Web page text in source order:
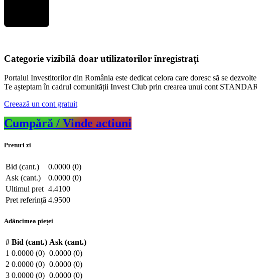
Categorie vizibilă doar utilizatorilor înregistrați
Portalul Investitorilor din România este dedicat celora care doresc să se
Te așteptam în cadrul comunității Invest Club prin crearea unui cont
Creează un cont gratuit
Cumpără / Vinde actiuni
Preturi zi
Bid (cant.)
0.0000 (0)
Ask (cant.)
0.0000 (0)
Ultimul pret 4.4100
Pret referință 4.9500
Adâncimea pieței
# Bid (cant.) Ask (cant.)
1 0.0000 (0) 0.0000 (0)
2 0.0000 (0) 0.0000 (0)
3 0.0000 (0) 0.0000 (0)